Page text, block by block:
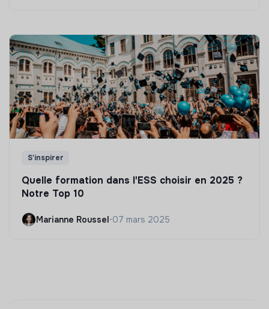
S'inspirer
Quelle formation dans l'ESS choisir en 2025 ?
Notre Top 10
Marianne Roussel•07 mars 2025